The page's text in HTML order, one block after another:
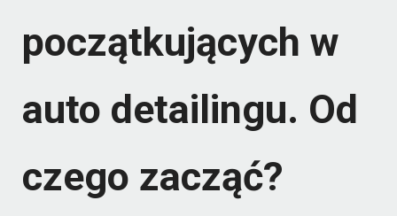
początkujących w
auto detailingu. Od
czego zacząć?